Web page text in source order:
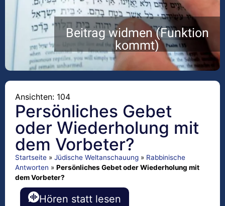
Beitrag widmen (Funktion
kommt)
Ansichten: 104
Persönliches Gebet
oder Wiederholung mit
dem Vorbeter?
Startseite » Jüdische Weltanschauung » Rabbinische
Antworten » Persönliches Gebet oder Wiederholung mit
dem Vorbeter?
Hören statt lesen